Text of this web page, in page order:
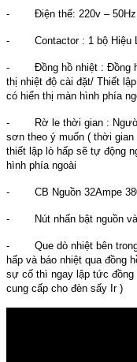
- Điện thế: 220v – 50Hz
- Contactor : 1 bộ Hiệu
- Đồng hồ nhiệt : Đồng hồ
thị nhiệt độ cài đặt/ Thiết
có hiển thị màn hình phía
- Rờ le thời gian : Người
sơn theo ý muốn ( thời
thiết lập lò hấp sẽ tự động
hình phía ngoài
- CB Nguồn 32Ampe
- Nút nhấn bật nguồn và
- Que dò nhiệt bên trong
hấp và báo nhiệt qua đồng
sự cố thì ngay lập tức đồng
cung cấp cho đèn sấy Ir )